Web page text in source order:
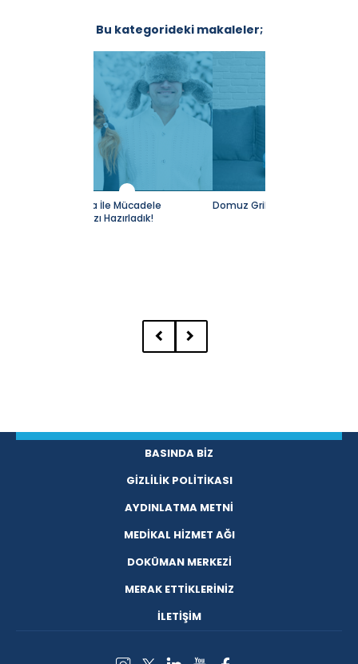
Bu kategorideki makaleler;
Domuz Gribine Karşı Önlem Alın
Maymun Çiçeği
BASINDA BİZ
GİZLİLİK POLİTİKASI
AYDINLATMA METNİ
MEDİKAL HİZMET AĞI
DOKÜMAN MERKEZİ
MERAK ETTİKLERİNİZ
İLETİŞİM